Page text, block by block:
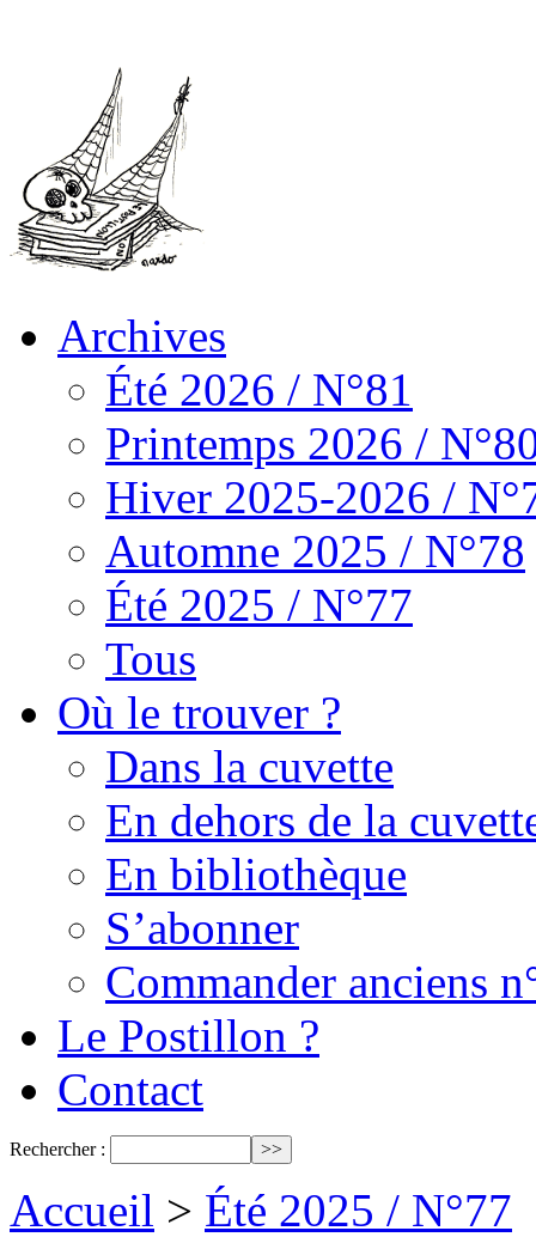
Archives
Été 2026 / N°81
Printemps 2026 /
Hiver 2025-2026 /
Automne 2025 / N°78
Été 2025 / N°77
Tous
Où le trouver ?
Dans la cuvette
En dehors de la
En bibliothèque
S’abonner
Commander anciens
Le Postillon ?
Contact
Rechercher :
Accueil > Été 2025 / N°77